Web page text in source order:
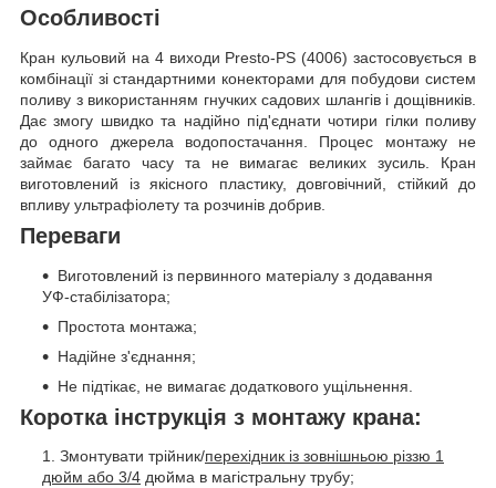
Особливості
Кран кульовий на 4 виходи Presto-PS (4006) застосовується в
комбінації зі стандартними конекторами для побудови систем
поливу з використанням гнучких садових шлангів і дощівників.
Дає змогу швидко та надійно під'єднати чотири гілки поливу
до одного джерела водопостачання. Процес монтажу не
займає багато часу та не вимагає великих зусиль. Кран
виготовлений із якісного пластику, довговічний, стійкий до
впливу ультрафіолету та розчинів добрив.
Переваги
Виготовлений із первинного матеріалу з додавання
УФ-стабілізатора;
Простота монтажа;
Надійне з'єднання;
Не підтікає, не вимагає додаткового ущільнення.
Коротка інструкція з монтажу крана:
Змонтувати трійник/перехідник із зовнішньою різзю 1
дюйм або 3/4 дюйма в магістральну трубу;